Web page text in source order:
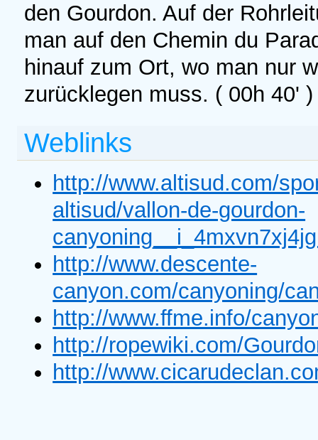
den Gourdon. Auf der
man auf den Chemin du
hinauf zum Ort, wo man nur
zurücklegen muss. ( 00h 40'
Weblinks
http://www.altisud.com/
altisud/vallon-de-gourdon-
http://www.descente-
canyon.com/canyoning/
http://www.ffme.info/
http://ropewiki.com/
http://